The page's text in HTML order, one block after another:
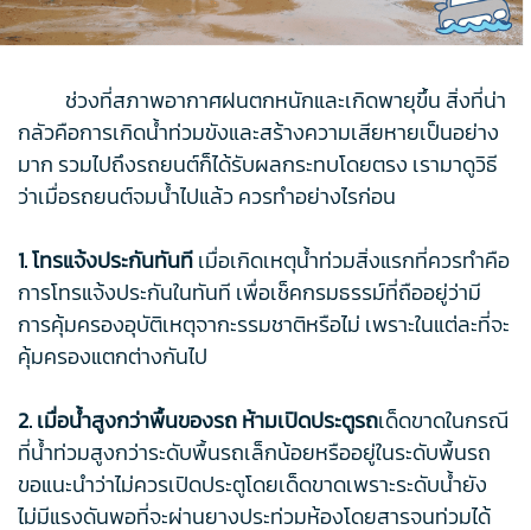
ช่วงที่สภาพอากาศฝนตกหนักและเกิดพายุขึ้น สิ่งที่น่า
กลัวคือการเกิดน้ำท่วมขังและสร้างความเสียหายเป็นอย่าง
มาก รวมไปถึงรถยนต์ก็ได้รับผลกระทบโดยตรง เรามาดูวิธี
ว่าเมื่อรถยนต์จมน้ำไปแล้ว ควรทำอย่างไรก่อน
1. โทรแจ้งประกันทันทีเมื่อเกิดเหตุน้ำท่วมสิ่งแรกที่ควรทำคือ
การโทรแจ้งประกันในทันที เพื่อเช็คกรมธรรม์ที่ถืออยู่ว่ามี
การคุ้มครองอุบัติเหตุจากะรรมชาติหรือไม่ เพราะในแต่ละที่จะ
คุ้มครองแตกต่างกันไป
2. เมื่อน้ำสูงกว่าพื้นของรถ ห้ามเปิดประตูรถเด็ดขาดในกรณี
ที่น้ำท่วมสูงกว่าระดับพื้นรถเล็กน้อยหรืออยู่ในระดับพื้นรถ
ขอแนะนำว่าไม่ควรเปิดประตูโดยเด็ดขาดเพราะระดับน้ำยัง
ไม่มีแรงดันพอที่จะผ่านยางประท่วมห้องโดยสารจนท่วมได้